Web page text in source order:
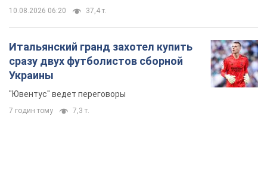
10.08.2026 06:20 37,4 т.
Итальянский гранд захотел купить
сразу двух футболистов сборной
Украины
"Ювентус" ведет переговоры
7 годин тому 7,3 т.